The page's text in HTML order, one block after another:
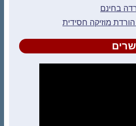
בחינם
הורדת מוזיקה חסידית